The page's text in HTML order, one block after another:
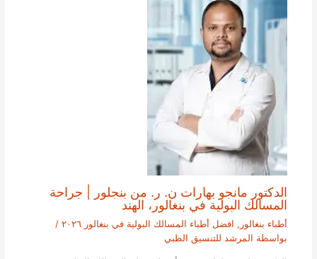
الدكتور مانجو بهارات ن. ر. من بنجلور | جراحة
المسالك البولية في بنغالور، الهند
أطباء بنغالور , افضل أطباء المسالك البولية في بنغالور ٢٠٢٦
/
بواسطة المرشد للتنسيق الطبي